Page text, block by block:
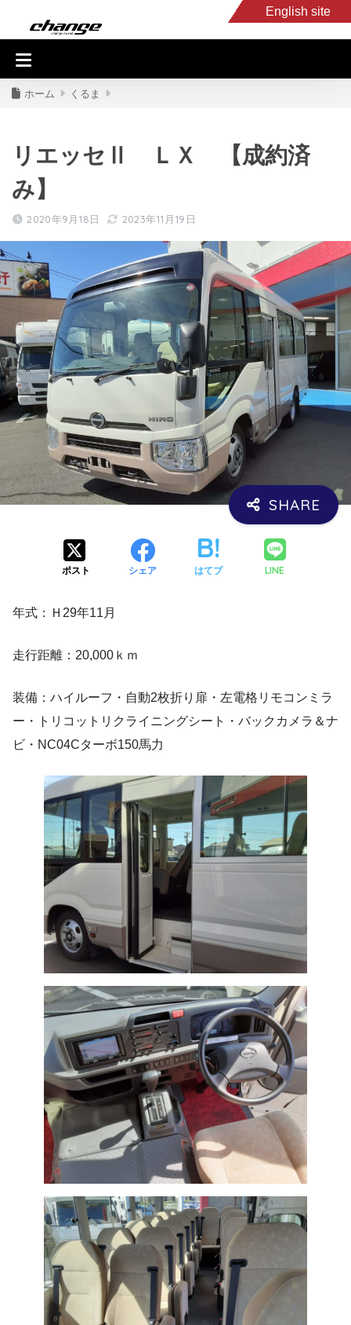
English site
入庫車情報
ホーム くるま
リエッセⅡ ＬＸ 【成約済
み】
2020年9月18日 2023年11月19日
ポスト シェア はてブ LINE
年式：Ｈ29年11月
走行距離：20,000ｋｍ
装備：ハイルーフ・自動2枚折り扉・左電格リモコンミラ
ー・トリコットリクライニングシート・バックカメラ＆ナ
ビ・NC04Cターボ150馬力